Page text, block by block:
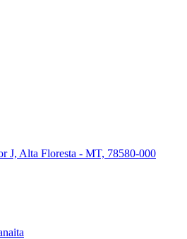
J, Alta Floresta - MT, 78580-000